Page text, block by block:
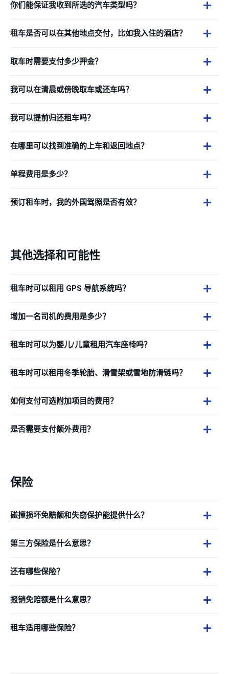
你们能保证我收到所选的汽车类型吗？
租车是否可以在其他地点交付，比如我入住的酒店？
取车时需要支付多少押金？
我可以在清晨或傍晚取车或还车吗？
我可以提前归还租车吗？
在哪里可以找到准确的上车和返回地点？
单程费用是多少？
预订租车时，我的外国驾照是否有效？
其他选择和可能性
租车时可以租用 GPS 导航系统吗？
增加一名司机的费用是多少？
租车时可以为婴儿/儿童租用汽车座椅吗？
租车时可以租用冬季轮胎、滑雪架或雪地防滑链吗？
如何支付可选附加项目的费用？
是否需要支付额外费用？
保险
碰撞损坏免赔额和失窃保护能提供什么？
第三方保险是什么意思？
还有哪些保险？
报销免赔额是什么意思？
租车适用哪些保险？